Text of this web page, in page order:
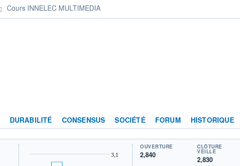
Cours INNELEC MULTIMEDIA
DURABILITÉ CONSENSUS SOCIÉTÉ FORUM HISTORIQUE
3,1
OUVERTURE
2,840
CLÔTURE
VEILLE
2,830